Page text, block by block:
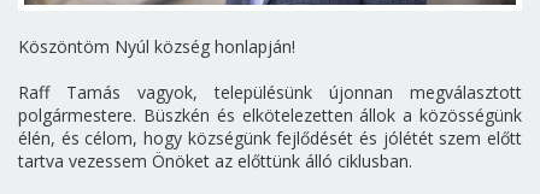
Köszöntöm Nyúl község honlapján!
Raff Tamás vagyok, településünk újonnan megválasztott
polgármestere. Büszkén és elkötelezetten állok a közösségünk
élén, és célom, hogy községünk fejlődését és jólétét szem előtt
tartva vezessem Önöket az előttünk álló ciklusban.